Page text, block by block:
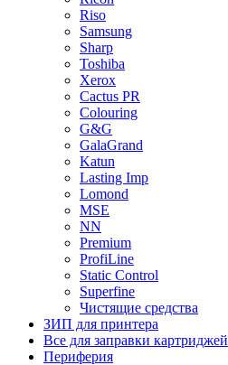
Riso
Samsung
Sharp
Toshiba
Xerox
Cactus PR
Colouring
G&G
GalaGrand
Katun
Lasting Imp
Lomond
MSE
NN
Premium
ProfiLine
Static Control
Superfine
Чистящие средства
ЗИП для принтера
Все для заправки картриджей
Периферия